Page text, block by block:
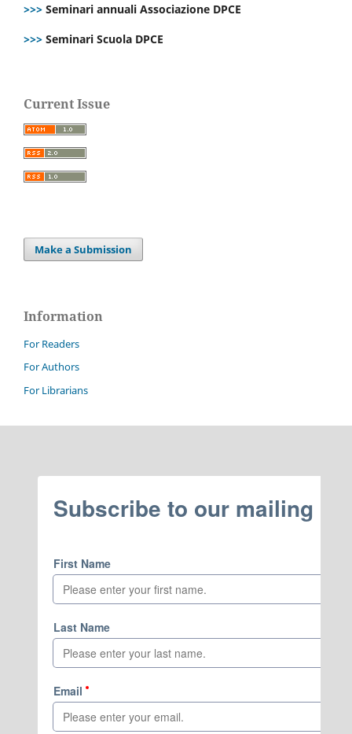
>>> Seminari annuali Associazione DPCE
>>> Seminari Scuola DPCE
Current Issue
Make a Submission
Information
For Readers
For Authors
For Librarians